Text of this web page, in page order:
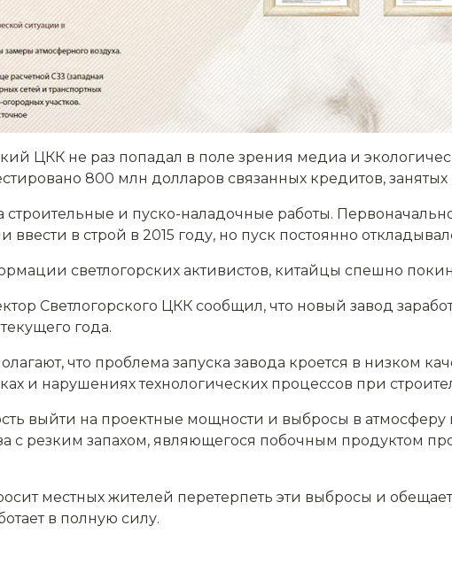
ЦКК не раз попадал в поле зрения медиа и
800 млн долларов связанных кредитов, занятых
строительные и пуско-наладочные работы.
в строй в 2015 году, но пуск постоянно
светлогорских активистов, китайцы спешно
Светлогорского ЦКК сообщил, что новый завод
года.
что проблема запуска завода кроется в низком
и нарушениях технологических процессов при
выйти на проектные мощности и выбросы в атмосферу
с резким запахом, являющегося побочным продуктом
местных жителей перетерпеть эти выбросы и
в полную силу.